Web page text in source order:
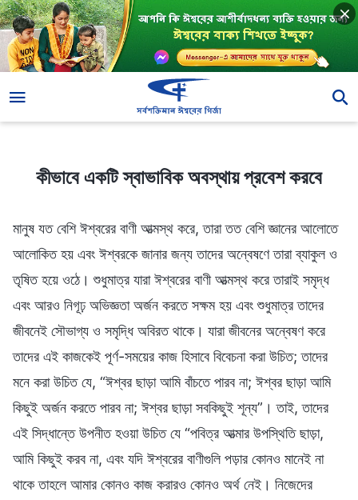
কীভাবে একটি স্বাভাবিক অবস্থায় প্রবেশ করবে
কীভাবে একটি স্বাভাবিক অবস্থায় প্রবেশ করবে
মানুষ যত বেশি ঈশ্বরের বাণী আত্মস্থ করে, তারা তত বেশি জ্ঞানের আলোতে
আলোকিত হয় এবং ঈশ্বরকে জানার জন্য তাদের অন্বেষণে তারা ব্যাকুল ও
তৃষিত হয়ে ওঠে। শুধুমাত্র যারা ঈশ্বরের বাণী আত্মস্থ করে তারাই সমৃদ্ধ
এবং আরও নিগূঢ় অভিজ্ঞতা অর্জন করতে সক্ষম হয় এবং শুধুমাত্র তাদের
জীবনেই সৌভাগ্য ও সমৃদ্ধি অবিরত থাকে। যারা জীবনের অন্বেষণ করে
তাদের এই কাজকেই পূর্ণ-সময়ের কাজ হিসাবে বিবেচনা করা উচিত; তাদের
মনে করা উচিত যে, “ঈশ্বর ছাড়া আমি বাঁচতে পারব না; ঈশ্বর ছাড়া আমি
কিছুই অর্জন করতে পারব না; ঈশ্বর ছাড়া সবকিছুই শূন্য”। তাই, তাদের
এই সিদ্ধান্তে উপনীত হওয়া উচিত যে “পবিত্র আত্মার উপস্থিতি ছাড়া,
আমি কিছুই করব না, এবং যদি ঈশ্বরের বাণীগুলি পড়ার কোনও মানেই না
থাকে তাহলে আমার কোনও কাজ করারও কোনও অর্থ নেই। নিজেদের